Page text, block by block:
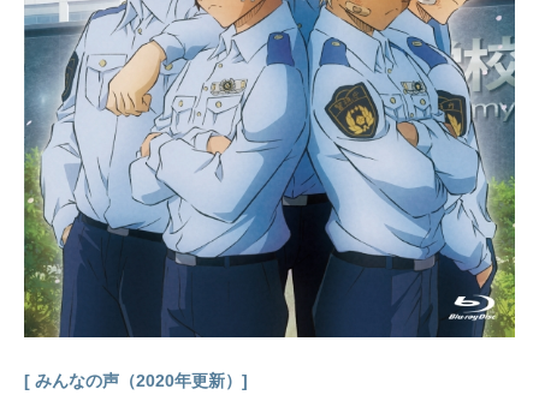
[ みんなの声（2020年更新）]